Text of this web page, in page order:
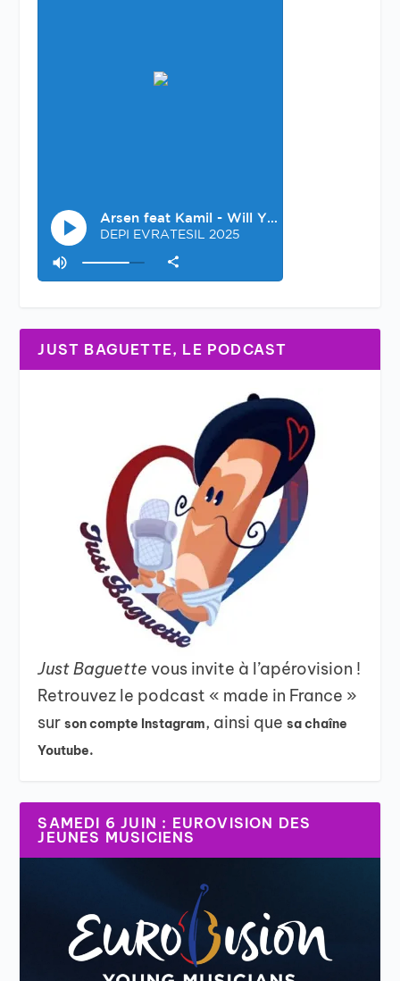
JUST BAGUETTE, LE PODCAST
Just Baguettevous invite à l’apérovision !
Retrouvez le podcast « made in France »
surson compte Instagram, ainsi quesa chaîne
Youtube.
SAMEDI 6 JUIN : EUROVISION DES
JEUNES MUSICIENS